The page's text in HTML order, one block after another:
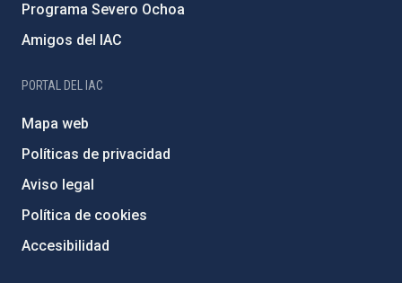
Programa Severo Ochoa
Amigos del IAC
PORTAL DEL IAC
Mapa web
Políticas de privacidad
Aviso legal
Política de cookies
Accesibilidad